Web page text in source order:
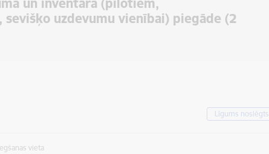
un inventāra (pilotiem,
uzdevumu vienībai) piegāde (2
Līgums noslēgts
vieta